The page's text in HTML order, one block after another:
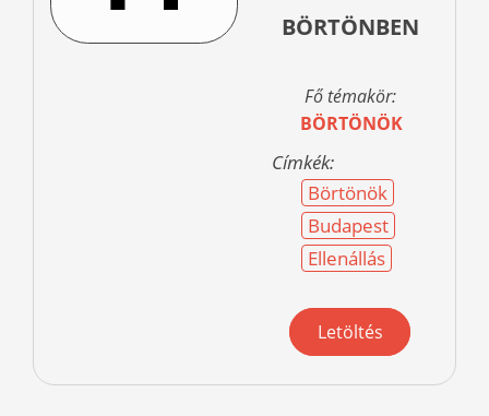
BÖRTÖNBEN
Fő témakör:
BÖRTÖNÖK
Címkék:
Börtönök
Budapest
Ellenállás
Letöltés